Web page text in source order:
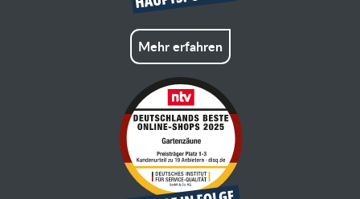
Mehr erfahren